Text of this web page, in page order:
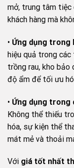
mở, trung tâm
khách hàng mà
• Ứng dụng trong
hiệu quả trong các
trồng rau, kho bảo
độ ẩm để tối ưu
• Ứng dụng trong
Không thể thiếu
hóa, sự kiện thể
mát mẻ và thoải
Với giá tốt nhất